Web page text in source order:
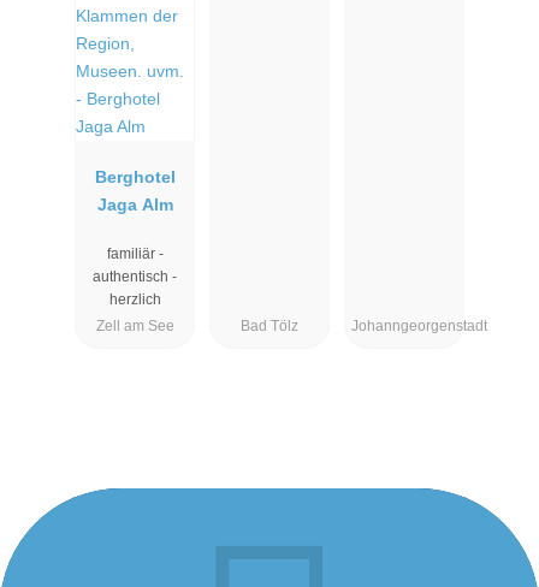
Berghotel
Jaga Alm
familiär -
authentisch -
herzlich
Zell am See
Bad Tölz Johanngeorgenstadt